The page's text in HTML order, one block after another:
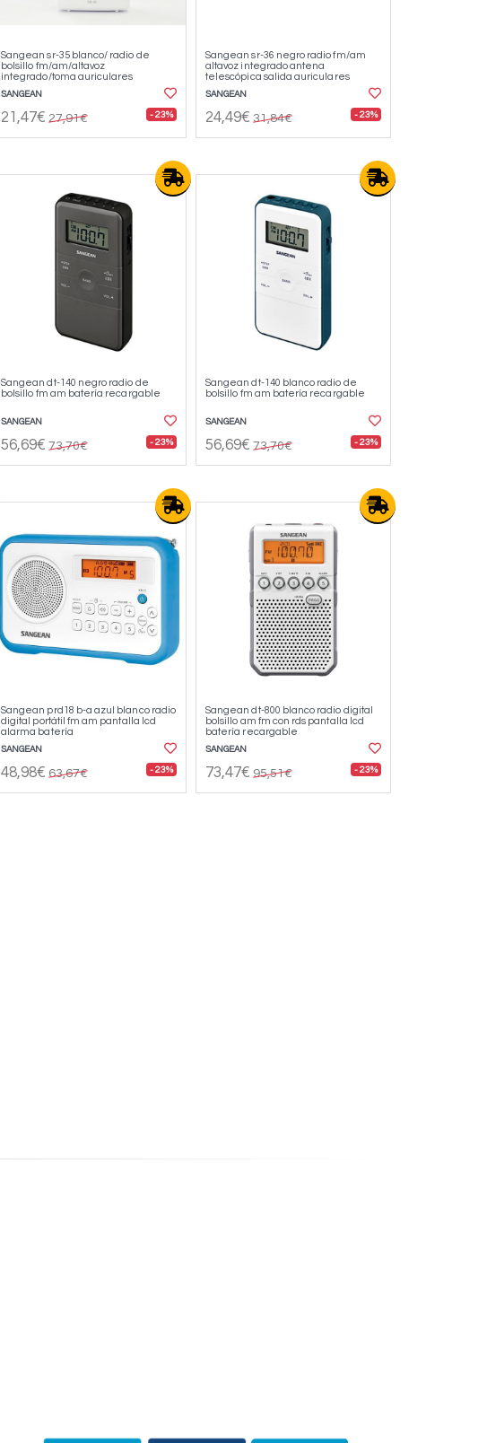
Sangean sr-35 blanco/ radio de
bolsillo fm/am/altavoz
integrado/toma auriculares
SANGEAN
21,47€ 27,91€ - 23%
Sangean sr-36 negro radio fm/am
altavoz integrado antena
telescópica salida auriculares
SANGEAN
24,49€ 31,84€ - 23%
Sangean dt-140 negro radio de
bolsillo fm am batería recargable
SANGEAN
56,69€ 73,70€ - 23%
Sangean dt-140 blanco radio de
bolsillo fm am batería recargable
SANGEAN
56,69€ 73,70€ - 23%
Sangean prd18 b-a azul blanco radio
digital portátil fm am pantalla lcd
alarma batería
SANGEAN
48,98€ 63,67€ - 23%
Sangean dt-800 blanco radio digital
bolsillo am fm con rds pantalla lcd
batería recargable
SANGEAN
73,47€ 95,51€ - 23%